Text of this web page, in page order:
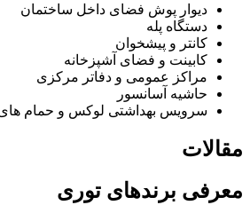
دیوار پوش فضای داخل ساختمان
دستگاه پله
کانتر و پیشخوان
کابینت و فضای آشپزخانه
مراکز عمومی و دفاتر مرکزی
حاشیه آسانسور
سرویس بهداشتی لوکس و حمام
مقالات
معرفی برندهای توری